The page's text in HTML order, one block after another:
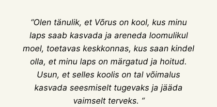
“Olen tänulik, et Võrus on kool, kus minu
laps saab kasvada ja areneda loomulikul
moel, toetavas keskkonnas, kus saan kindel
olla, et minu laps on märgatud ja hoitud.
Usun, et selles koolis on tal võimalus
kasvada seesmiselt tugevaks ja jääda
vaimselt terveks. “